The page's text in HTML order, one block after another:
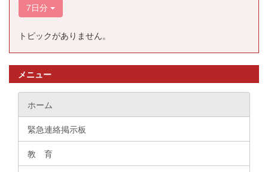
7日分
トピックがありません。
メニュー
ホーム
緊急連絡掲示板
教 育